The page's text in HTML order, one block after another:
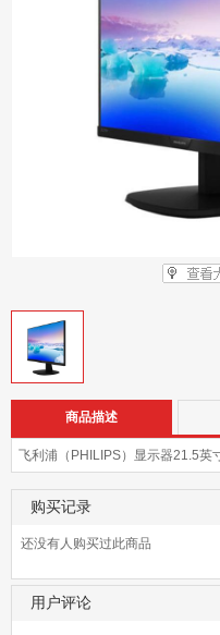
商品描述
飞利浦（PHILIPS）显示器21.5英
购买记录
还没有人购买过此商品
用户评论